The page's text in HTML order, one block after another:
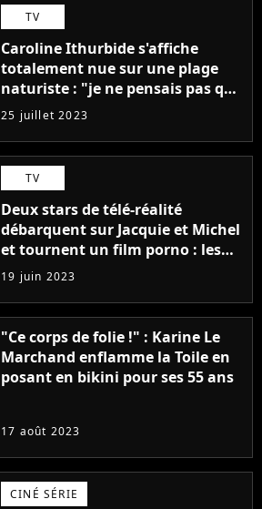
TV
Caroline Ithurbide s'affiche
totalement nue sur une plage
naturiste : "je ne pensais pas que
j'arriverais à le faire..."
25 juillet 2023
TV
Deux stars de télé-réalité
débarquent sur Jacquie et Michel
et tournent un film porno : les
premières images du tournage
(exclu)
19 juin 2023
"Ce corps de folie !" : Karine Le
Marchand enflamme la Toile en
posant en bikini pour ses 55 ans
17 août 2023
CINÉ SÉRIE